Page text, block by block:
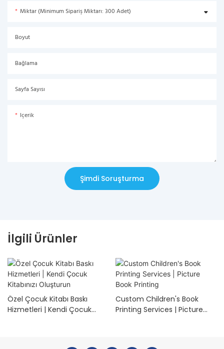
Miktar (Minimum Sipariş Miktarı: 300 Adet)
Boyut
Bağlama
Sayfa Sayısı
Içerik
Şimdi Soruşturma
İlgili Ürünler
Özel Çocuk Kitabı Baskı
Hizmetleri | Kendi Çocuk
Custom Children's Book
Printing Services | Picture